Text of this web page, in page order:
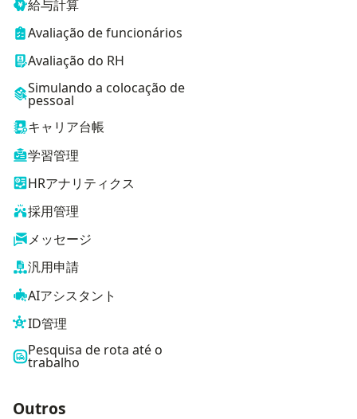
給与計算
Avaliação de funcionários
Avaliação do RH
Simulando a colocação de
pessoal
キャリア台帳
学習管理
HRアナリティクス
採用管理
メッセージ
汎用申請
AIアシスタント
ID管理
Pesquisa de rota até o
trabalho
Outros